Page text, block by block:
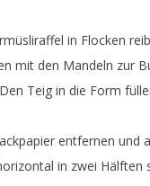
in Flocken
mit den Mandeln zur
Teig in die Form
entfernen und
in zwei Hälften